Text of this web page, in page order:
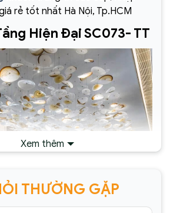
rẻ tốt nhất Hà Nội, Tp.HCM
Hiện Đại SC073- TT
Xem thêm
THƯỜNG GẶP